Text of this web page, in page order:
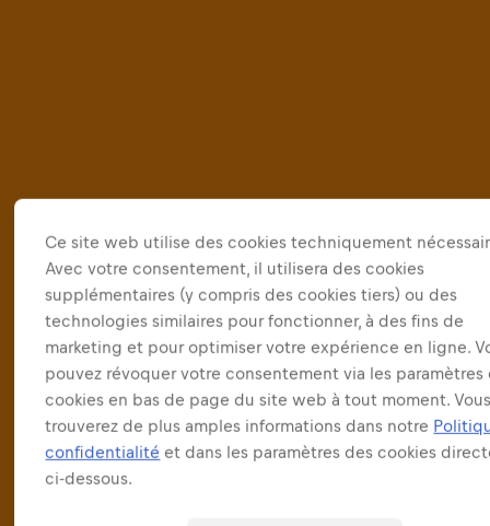
Ce site web utilise des cookies techniquement
Avec votre consentement, il utilisera des cookies
supplémentaires (y compris des cookies tiers) ou des
technologies similaires pour fonctionner, à des fins de
marketing et pour optimiser votre expérience en ligne.
pouvez révoquer votre consentement via les paramètres
cookies en bas de page du site web à tout moment.
trouverez de plus amples informations dans notre
confidentialité et dans les paramètres des cookies
ci-dessous.